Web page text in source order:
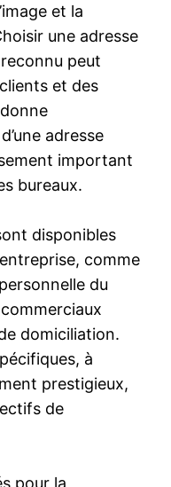
et la
une adresse
peut
et des
adresse
important
bureaux.
disponibles
comme
du
domiciliation.
à
prestigieux,
de
pour la